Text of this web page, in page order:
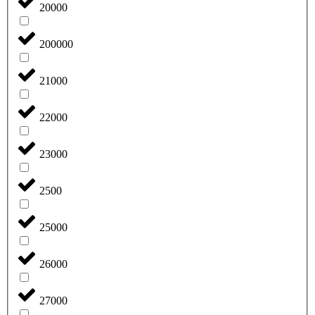
20000
200000
21000
22000
23000
2500
25000
26000
27000